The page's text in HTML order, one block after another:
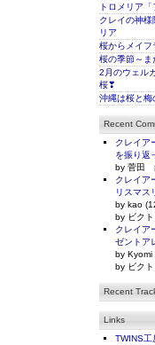
トロメリア「
クレイの神様
リア
桜からメイフ
桜の季節～ま
2月のウェル
桜❣
沖縄は桜と梅
Recent
クレイア
を振り返
by 菅田
クレイア
リスマ
by kao
by ビク
クレイア
ゼントア
by Kyomi
by ビク
Recent
Links
TWINS工